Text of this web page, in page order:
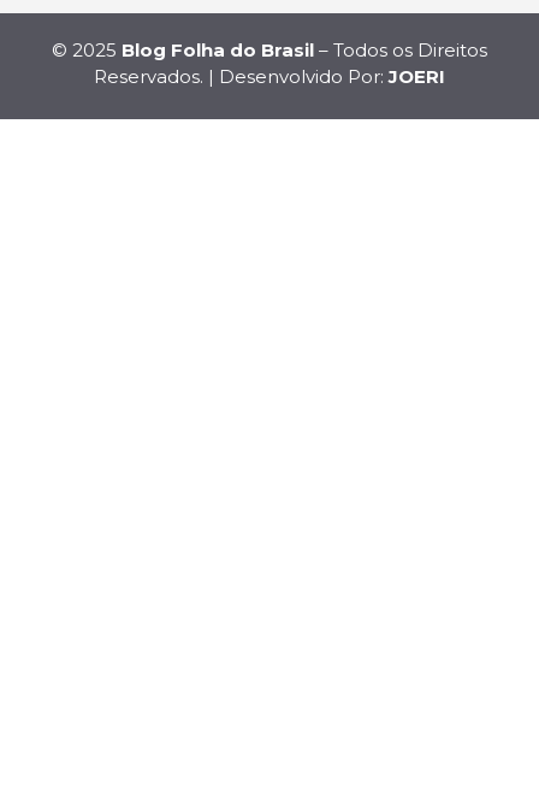
© 2025 Blog Folha do Brasil – Todos os Direitos
Reservados. | Desenvolvido Por:JOERI